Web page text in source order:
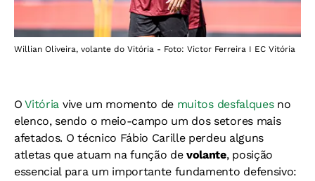
Willian Oliveira, volante do Vitória - Foto: Victor Ferreira I EC Vitória
OVitória vive um momento de muitos desfalquesno
elenco, sendo o meio-campo um dos setores mais
afetados. O técnico Fábio Carille perdeu alguns
atletas que atuam na função devolante, posição
essencial para um importante fundamento defensivo: